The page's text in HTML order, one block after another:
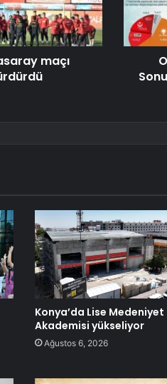
maçı
Konya’da Lise Medeniyet
Akademisi yükseliyor
Ağustos 6, 2026